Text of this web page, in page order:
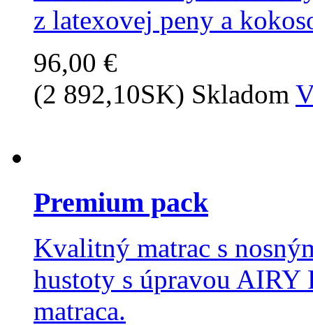
z latexovej peny a
96,00 €
(2 892,10SK) Skladom
Premium pack
Kvalitný matrac s
hustoty s úpravou AIRY
matraca.